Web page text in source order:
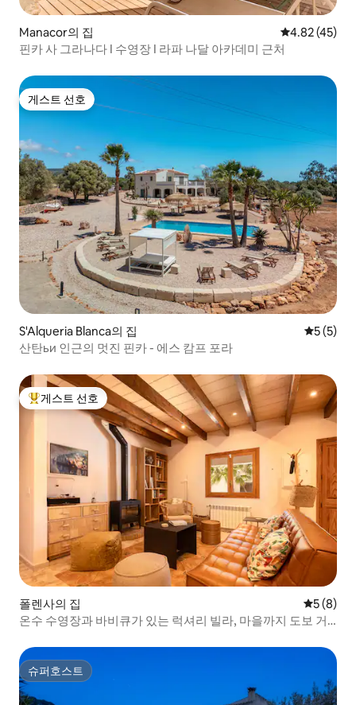
Manacor의 집 평점 4.82점
4.82 (45)
핀카 사 그라나다 I 수영장 I 라파 나달 아카데미 근처
게스트 선호
게스트 선호
S'Alqueria Blanca의 집 평점 5점
5 (5)
산탄ьи 인근의 멋진 핀카 - 에스 캄프 포라
상위 게스트 선호
게스트 선호
폴렌사의 집 평점 5점
5 (8)
온수 수영장과 바비큐가 있는 럭셔리 빌라, 마을까지 도보 거
슈퍼호스트
슈퍼호스트